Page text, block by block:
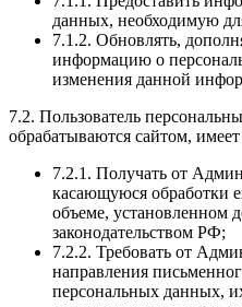
данных, необходимую
7.1.2. Обновлять,
информацию о
изменения данной
7.2. Пользователь
обрабатываются сайтом,
7.2.1. Получать от
касающуюся обработки
объеме, установленном
законодательством РФ;
7.2.2. Требовать от
направления
персональных данных,